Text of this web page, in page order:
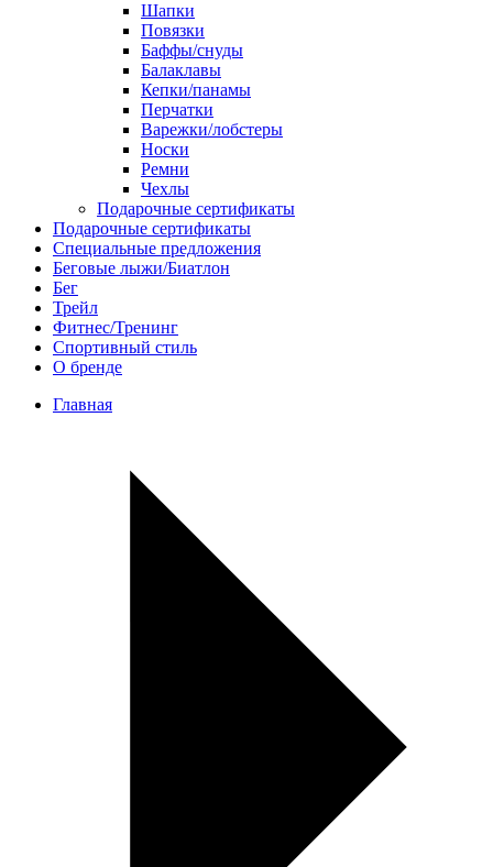
Шапки
Повязки
Баффы/снуды
Балаклавы
Кепки/панамы
Перчатки
Варежки/лобстеры
Носки
Ремни
Чехлы
Подарочные сертификаты
Подарочные сертификаты
Специальные предложения
Беговые лыжи/Биатлон
Бег
Трейл
Фитнес/Тренинг
Спортивный стиль
О бренде
Главная